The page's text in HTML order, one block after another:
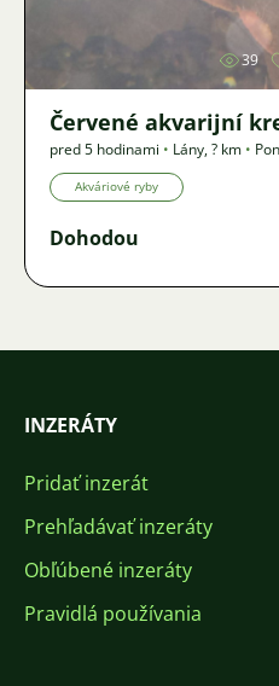
39
Červené akvarijní
pred 5 hodinami • Lány,? km •
Akváriové ryby
Dohodou
INZERÁTY
Pridať inzerát
Prehľadávať inzeráty
Obľúbené inzeráty
Pravidlá používania